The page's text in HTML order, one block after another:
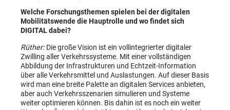
Welche Forschungsthemen spielen bei der digitalen
Mobilitätswende die Hauptrolle und wo findet sich
DIGITAL dabei?
Rüther: Die große Vision ist ein vollintegrierter digitaler
Zwilling aller Verkehrssysteme. Mit einer vollständigen
Abbildung der Infrastrukturen und Echtzeit-Information
über alle Verkehrsmittel und Auslastungen. Auf dieser Basis
wird man eine breite Palette an digitalen Services anbieten,
aber auch Verkehrsszenarien simulieren und Systeme
weiter optimieren können. Bis dahin ist es noch ein weiter